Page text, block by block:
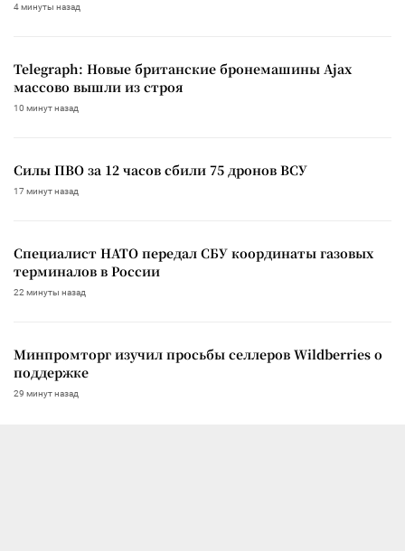
4 минуты назад
Telegraph: Новые британские бронемашины Ajax
массово вышли из строя
10 минут назад
Силы ПВО за 12 часов сбили 75 дронов ВСУ
17 минут назад
Специалист НАТО передал СБУ координаты газовых
терминалов в России
22 минуты назад
Минпромторг изучил просьбы селлеров Wildberries о
поддержке
29 минут назад